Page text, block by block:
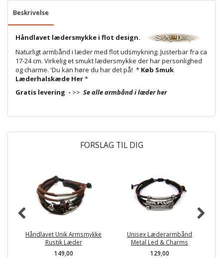
Beskrivelse
Håndlavet lædersmykke i flot design.
Naturligt armbånd i læder med flot udsmykning. Justerbar fra ca
17-24 cm. Virkelig et smukt lædersmykke der har personlighed
og charme. 'Du kan høre du har det på! * Køb Smuk
Læderhalskæde Her*
Gratis levering - >> Se alle armbånd i læder her
FORSLAG TIL DIG
Håndlavet Unik Armsmykke
Rustik Læder
149,00
Unisex Læderarmbånd
Metal Led & Charms
129,00